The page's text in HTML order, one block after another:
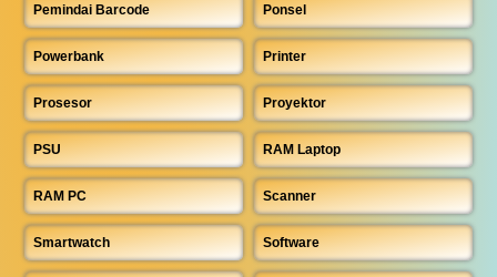
Pemindai Barcode Ponsel
Powerbank Printer
Prosesor Proyektor
PSU RAM Laptop
RAM PC Scanner
Smartwatch Software